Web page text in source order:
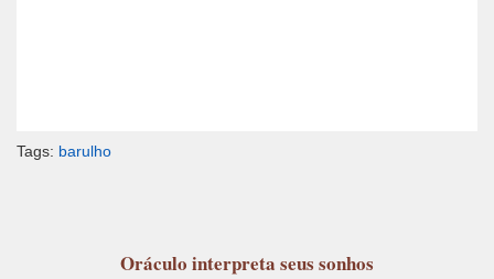
Tags: barulho
Oráculo interpreta seus sonhos